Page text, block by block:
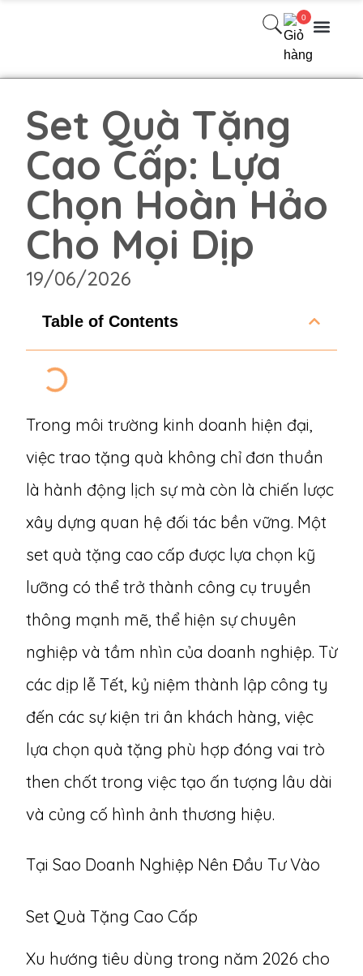
0
Set Quà Tặng
Cao Cấp: Lựa
Chọn Hoàn Hảo
Cho Mọi Dịp
19/06/2026
Table of Contents
Trong môi trường kinh doanh hiện đại,
việc trao tặng quà không chỉ đơn thuần
là hành động lịch sự mà còn là chiến lược
xây dựng quan hệ đối tác bền vững. Một
set quà tặng cao cấp được lựa chọn kỹ
lưỡng có thể trở thành công cụ truyền
thông mạnh mẽ, thể hiện sự chuyên
nghiệp và tầm nhìn của doanh nghiệp. Từ
các dịp lễ Tết, kỷ niệm thành lập công ty
đến các sự kiện tri ân khách hàng, việc
lựa chọn quà tặng phù hợp đóng vai trò
then chốt trong việc tạo ấn tượng lâu dài
và củng cố hình ảnh thương hiệu.
Tại Sao Doanh Nghiệp Nên Đầu Tư Vào
Set Quà Tặng Cao Cấp
Xu hướng tiêu dùng trong năm 2026 cho